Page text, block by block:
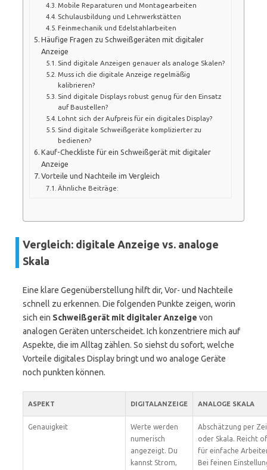
Mobile Reparaturen und Montagearbeiten
Schulausbildung und Lehrwerkstätten
Feinmechanik und Edelstahlarbeiten
Häufige Fragen zu Schweißgeräten mit digitaler
Anzeige
Sind digitale Anzeigen genauer als analoge Skalen?
Muss ich die digitale Anzeige regelmäßig
kalibrieren?
Sind digitale Displays robust genug für den Einsatz
auf Baustellen?
Lohnt sich der Aufpreis für ein digitales Display?
Sind digitale Schweißgeräte komplizierter zu
bedienen?
Kauf-Checkliste für ein Schweißgerät mit digitaler
Anzeige
Vorteile und Nachteile im Vergleich
Ähnliche Beiträge:
Vergleich: digitale Anzeige vs. analoge
Skala
Eine klare Gegenüberstellung hilft dir, Vor- und Nachteile
schnell zu erkennen. Die folgenden Punkte zeigen, worin
sich ein Schweißgerät mit digitaler Anzeige von
analogen Geräten unterscheidet. Ich konzentriere mich auf
Aspekte, die im Alltag zählen. So siehst du sofort, welche
Vorteile digitales Display bringt und wo analoge Geräte
noch punkten können.
ASPEKT DIGITALANZEIGE ANALOGE SKALA
Genauigkeit
Werte werden
numerisch
angezeigt. Du
kannst Strom,
Abschätzung per
oder Skala. Reicht
für einfache
Bei feinen